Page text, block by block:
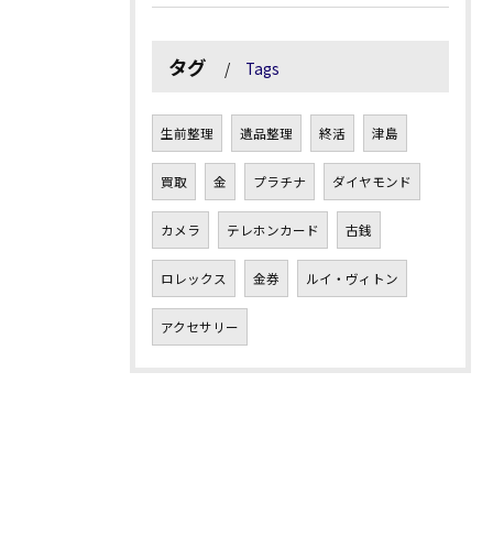
タグ Tags
生前整理 遺品整理 終活 津島
買取 金 プラチナ ダイヤモンド
カメラ テレホンカード 古銭
ロレックス 金券 ルイ・ヴィトン
アクセサリー